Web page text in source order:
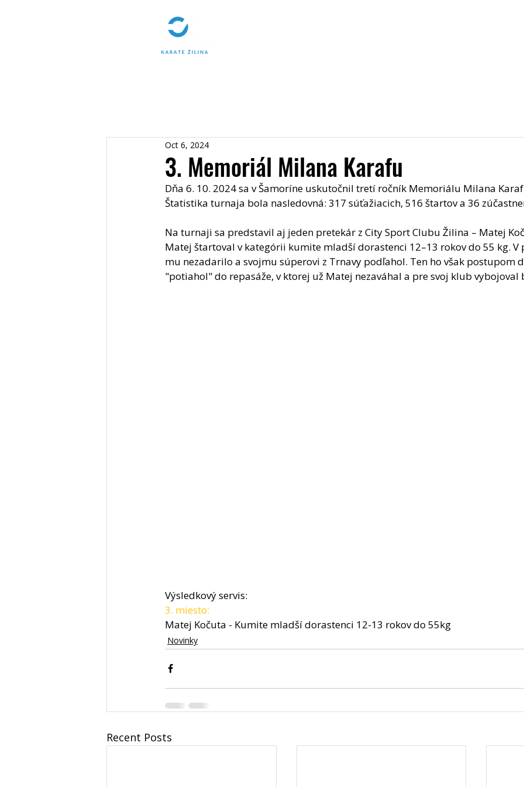
3. Memoriál Milana Karafu
Oct 6, 2024
Dňa 6. 10. 2024 sa v Šamoríne uskutočnil tretí ročník Memoriálu Milana
Štatistika turnaja bola nasledovná: 317 súťažiacich, 516 štartov a 36
Na turnaji sa predstavil aj jeden pretekár z City Sport Clubu Žilina – Matej
Matej štartoval v kategórii kumite mladší dorastenci 12–13 rokov do 55 kg. V
mu nezadarilo a svojmu súperovi z Trnavy podľahol. Ten ho však postupom
"potiahol" do repasáže, v ktorej už Matej nezaváhal a pre svoj klub vybojoval
Výsledkový servis:
3. miesto:
Matej Kočuta - Kumite mladší dorastenci 12-13 rokov do 55kg
Novinky
Recent Posts